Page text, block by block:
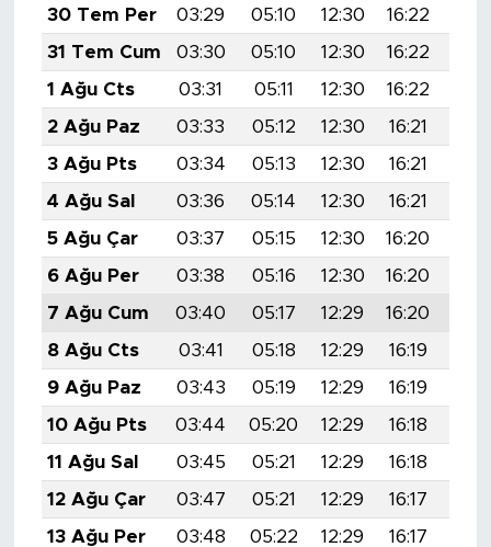
30 Tem Per
03:29 05:10 12:30 16:22
31 Tem Cum
03:30 05:10 12:30 16:22
1 Ağu Cts
03:31 05:11 12:30 16:22
2 Ağu Paz
03:33 05:12 12:30 16:21
3 Ağu Pts
03:34 05:13 12:30 16:21
4 Ağu Sal
03:36 05:14 12:30 16:21
5 Ağu Çar
03:37 05:15 12:30 16:20
6 Ağu Per
03:38 05:16 12:30 16:20
7 Ağu Cum
03:40 05:17 12:29 16:20
8 Ağu Cts
03:41 05:18 12:29 16:19
9 Ağu Paz
03:43 05:19 12:29 16:19
10 Ağu Pts
03:44 05:20 12:29 16:18
11 Ağu Sal
03:45 05:21 12:29 16:18
12 Ağu Çar
03:47 05:21 12:29 16:17
13 Ağu Per
03:48 05:22 12:29 16:17